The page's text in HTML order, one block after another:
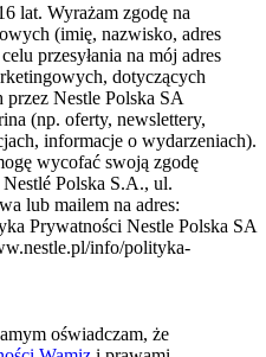
lat. Wyrażam zgodę na
(imię, nazwisko, adres
przesyłania na mój adres
dotyczących
Nestle Polska SA
(np. oferty, newslettery,
informacje o wydarzeniach).
wycofać swoją zgodę
Polska S.A., ul.
lub mailem na adres:
Prywatności Nestle Polska SA
info/polityka-
oświadczam, że